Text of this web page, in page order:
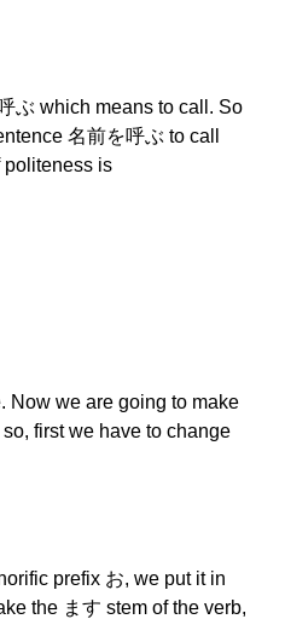
ぶ which means to call. So
名前を呼ぶ to call
politeness is
Now we are going to make
first we have to change
prefix お, we put it in
the ます stem of the verb,